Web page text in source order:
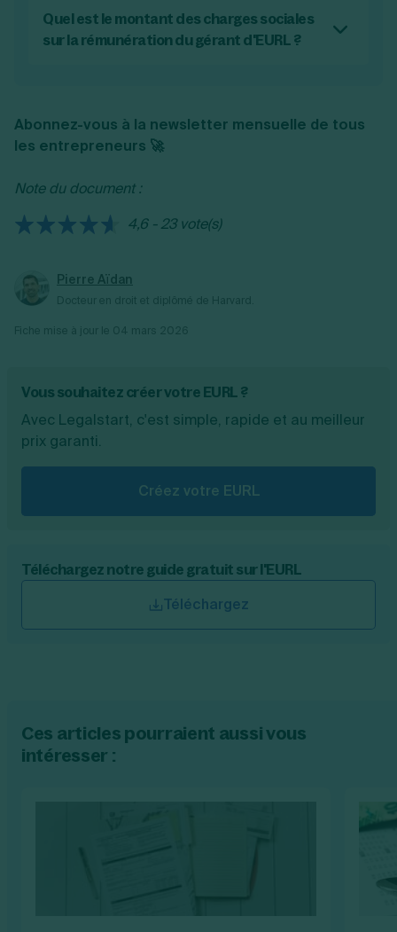
transformation en SARL ;
le régime social du gérant qui peut
représenter une charge importante ;
641 "charges de personnel" en comptabilité.
Quel est le montant des charges sociales
sur la rémunération du gérant d'EURL ?
l'entreprise doit payer 45 euros de charges
sociales en plus.
Abonnez-vous à la newsletter mensuelle de tous
les entrepreneurs 🚀
Note du document :
4,6 - 23 vote(s)
Pierre Aïdan
Vous souhaitez créer votre EURL ?
Avec Legalstart, c'est simple, rapide et au meilleur
prix garanti.
Créez votre EURL
Téléchargez notre guide gratuit sur l'EURL
Téléchargez
Ces articles pourraient aussi vous
intéresser :